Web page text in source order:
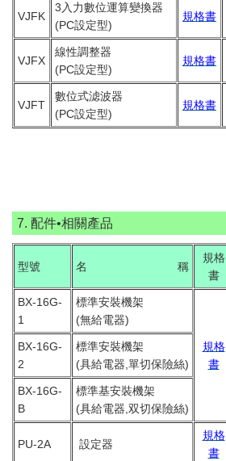
VJFK
3入力數位運算變換器
(PC設定型)
規格書
VJFX
線性調整器
(PC設定型)
規格書
VJFT
數位式滤波器
(PC設定型)
規格書
7. 配件•相關產品
型號 名 稱
規格
書
BX-16G-
1
標準安裝機架
(無給電器)
規格
書
BX-16G-
2
標準安裝機架
(具給電器,單切保險絲)
BX-16G-
B
標準基安裝機架
(具給電器,双切保險絲)
PU-2A 設定器
規格
書